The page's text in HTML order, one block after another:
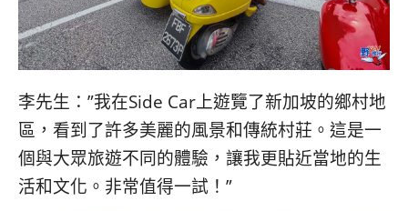
李先生：”我在Side Car上遊覽了新加坡的鄉村地
區，看到了許多美麗的風景和傳統村莊。這是一
個與大眾旅遊不同的體驗，讓我更貼近當地的生
活和文化。非常值得一試！”